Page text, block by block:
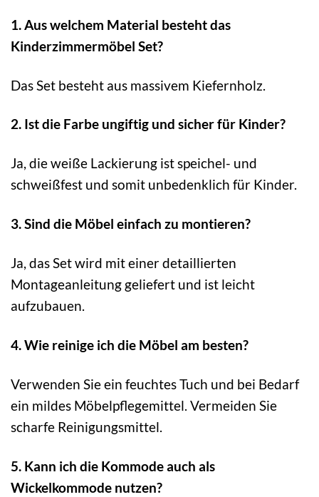
1. Aus welchem Material besteht das
Kinderzimmermöbel Set?
Das Set besteht aus massivem Kiefernholz.
2. Ist die Farbe ungiftig und sicher für Kinder?
Ja, die weiße Lackierung ist speichel- und
schweißfest und somit unbedenklich für Kinder.
3. Sind die Möbel einfach zu montieren?
Ja, das Set wird mit einer detaillierten
Montageanleitung geliefert und ist leicht
aufzubauen.
4. Wie reinige ich die Möbel am besten?
Verwenden Sie ein feuchtes Tuch und bei Bedarf
ein mildes Möbelpflegemittel. Vermeiden Sie
scharfe Reinigungsmittel.
5. Kann ich die Kommode auch als
Wickelkommode nutzen?